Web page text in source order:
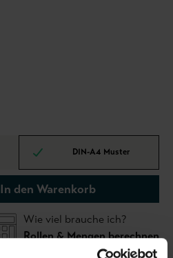
DIN-A4 Muster
In den Warenkorb
Wie viel brauche ich?
Rollen & Mengen berechnen